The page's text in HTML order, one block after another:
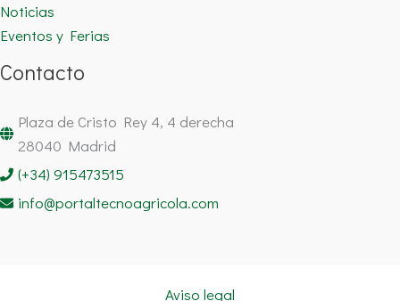
Noticias
Eventos y Ferias
Contacto
Plaza de Cristo Rey 4, 4 derecha
28040 Madrid
(+34) 915473515
info@portaltecnoagricola.com
Aviso legal